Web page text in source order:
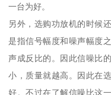
一台为好。
另外，选购功放机的时候
是指信号幅度和噪声幅度
声成反比的。因此信噪比
小，质量就越高。因此在
好。不过在了解信噪比这